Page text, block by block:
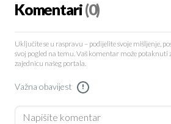
Komentari(0)
Uključite se u raspravu – podijelite svoje mišljenje,
svoj pogled na temu. Vaš komentar može
zajednicu našeg portala.
Važna obavijest !